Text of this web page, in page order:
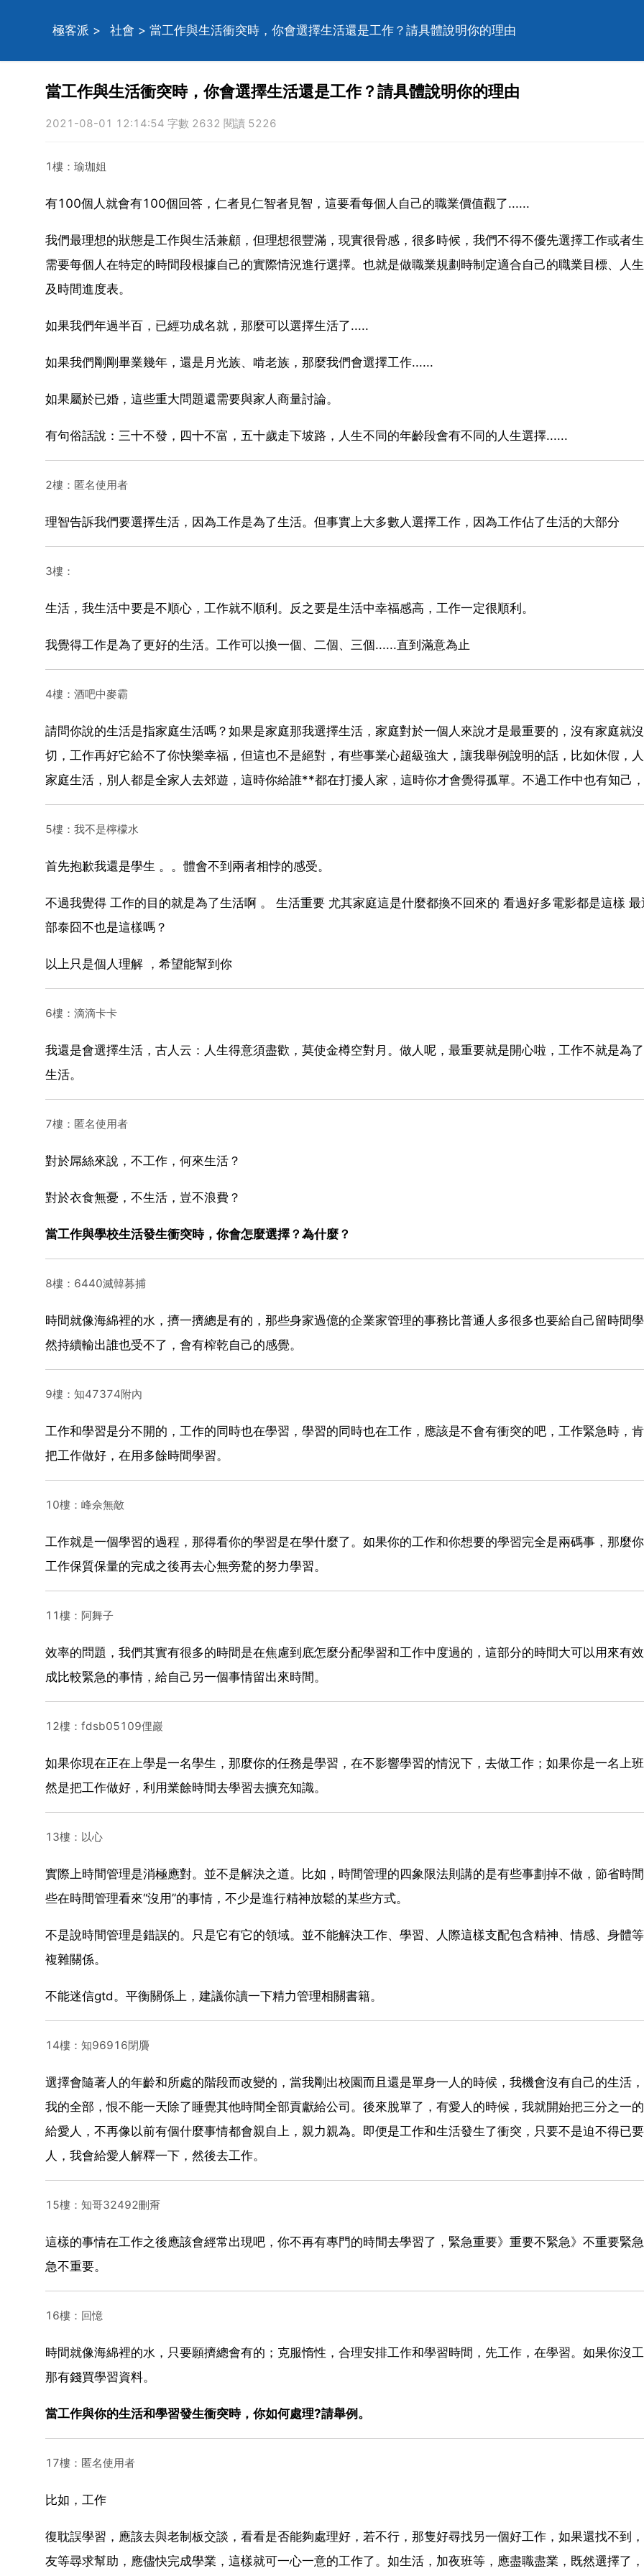
極客派 > 社會 > 當工作與生活衝突時，你會選擇生活還是工作？請具體說明你的理由
當工作與生活衝突時，你會選擇生活還是工作？請具體說明你的理由
2021-08-01 12:14:54 字數 2632 閱讀 5226
1樓：瑜珈姐
有100個人就會有100個回答，仁者見仁智者見智，這要看每個人自己的職業價值觀了......
我們最理想的狀態是工作與生活兼顧，但理想很豐滿，現實很骨感，很多時候，我們不得不優先選擇工作或者
需要每個人在特定的時間段根據自己的實際情況進行選擇。也就是做職業規劃時制定適合自己的職業目標、人
及時間進度表。
如果我們年過半百，已經功成名就，那麼可以選擇生活了.....
如果我們剛剛畢業幾年，還是月光族、啃老族，那麼我們會選擇工作......
如果屬於已婚，這些重大問題還需要與家人商量討論。
有句俗話說：三十不發，四十不富，五十歲走下坡路，人生不同的年齡段會有不同的人生選擇......
2樓：匿名使用者
理智告訴我們要選擇生活，因為工作是為了生活。但事實上大多數人選擇工作，因為工作佔了生活的大部分
3樓：
生活，我生活中要是不順心，工作就不順利。反之要是生活中幸福感高，工作一定很順利。
我覺得工作是為了更好的生活。工作可以換一個、二個、三個......直到滿意為止
4樓：酒吧中麥霸
請問你說的生活是指家庭生活嗎？如果是家庭那我選擇生活，家庭對於一個人來說才是最重要的，沒有家庭就
切，工作再好它給不了你快樂幸福，但這也不是絕對，有些事業心超級強大，讓我舉例說明的話，比如休假，
家庭生活，別人都是全家人去郊遊，這時你給誰**都在打擾人家，這時你才會覺得孤單。不過工作中也有知己
5樓：我不是檸檬水
首先抱歉我還是學生 。。體會不到兩者相悖的感受。
不過我覺得 工作的目的就是為了生活啊 。 生活重要 尤其家庭這是什麼都換不回來的 看過好多電影都是這樣
部泰囧不也是這樣嗎？
以上只是個人理解 ，希望能幫到你
6樓：滴滴卡卡
我還是會選擇生活，古人云：人生得意須盡歡，莫使金樽空對月。做人呢，最重要就是開心啦，工作不就是為
生活。
7樓：匿名使用者
對於屌絲來說，不工作，何來生活？
對於衣食無憂，不生活，豈不浪費？
當工作與學校生活發生衝突時，你會怎麼選擇？為什麼？
8樓：6440滅韓募捕
時間就像海綿裡的水，擠一擠總是有的，那些身家過億的企業家管理的事務比普通人多很多也要給自己留時間
然持續輸出誰也受不了，會有榨乾自己的感覺。
9樓：知47374附內
工作和學習是分不開的，工作的同時也在學習，學習的同時也在工作，應該是不會有衝突的吧，工作緊急時，
把工作做好，在用多餘時間學習。
10樓：峰佘無敵
工作就是一個學習的過程，那得看你的學習是在學什麼了。如果你的工作和你想要的學習完全是兩碼事，那麼
工作保質保量的完成之後再去心無旁騖的努力學習。
11樓：阿舞子
效率的問題，我們其實有很多的時間是在焦慮到底怎麼分配學習和工作中度過的，這部分的時間大可以用來有
成比較緊急的事情，給自己另一個事情留出來時間。
12樓：fdsb05109俚巖
如果你現在正在上學是一名學生，那麼你的任務是學習，在不影響學習的情況下，去做工作；如果你是一名上
然是把工作做好，利用業餘時間去學習去擴充知識。
13樓：以心
實際上時間管理是消極應對。並不是解決之道。比如，時間管理的四象限法則講的是有些事劃掉不做，節省時
些在時間管理看來“沒用”的事情，不少是進行精神放鬆的某些方式。
不是說時間管理是錯誤的。只是它有它的領域。並不能解決工作、學習、人際這樣支配包含精神、情感、身體
複雜關係。
不能迷信gtd。平衡關係上，建議你讀一下精力管理相關書籍。
14樓：知96916閉贗
選擇會隨著人的年齡和所處的階段而改變的，當我剛出校園而且還是單身一人的時候，我機會沒有自己的生活
我的全部，恨不能一天除了睡覺其他時間全部貢獻給公司。後來脫單了，有愛人的時候，我就開始把三分之一
給愛人，不再像以前有個什麼事情都會親自上，親力親為。即便是工作和生活發生了衝突，只要不是迫不得已
人，我會給愛人解釋一下，然後去工作。
15樓：知哥32492刪甭
這樣的事情在工作之後應該會經常出現吧，你不再有專門的時間去學習了，緊急重要》重要不緊急》不重要緊
急不重要。
16樓：回憶
時間就像海綿裡的水，只要願擠總會有的；克服惰性，合理安排工作和學習時間，先工作，在學習。如果你沒
那有錢買學習資料。
當工作與你的生活和學習發生衝突時，你如何處理?請舉例。
17樓：匿名使用者
比如，工作
復耽誤學習，應該去與老制板交談，看看是否能夠處理好，若不行，那隻好尋找另一個好工作，如果還找不到
友等尋求幫助，應儘快完成學業，這樣就可一心一意的工作了。如生活，加夜班等，應盡職盡業，既然選擇了